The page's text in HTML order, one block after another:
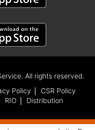
200 का टारगेट
All rights reserved.
Policy
CSR Policy
RIO Distribution